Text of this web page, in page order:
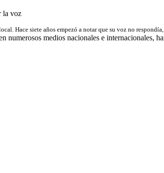
la voz
Hace siete años empezó a notar que su voz no
numerosos medios nacionales e internacionales,